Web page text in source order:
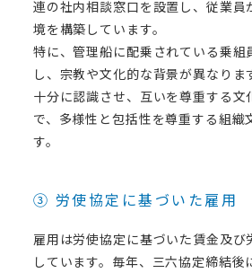
連の社内相談窓口を設置し、従業員
境を構築しています。
特に、管理船に配乗されている乗組
し、宗教や文化的な背景が異なりま
十分に認識させ、互いを尊重する文
で、多様性と包括性を尊重する組織
す。
③ 労使協定に基づいた雇用
雇用は労使協定に基づいた賃金及び
しています。毎年、三六協定締結後